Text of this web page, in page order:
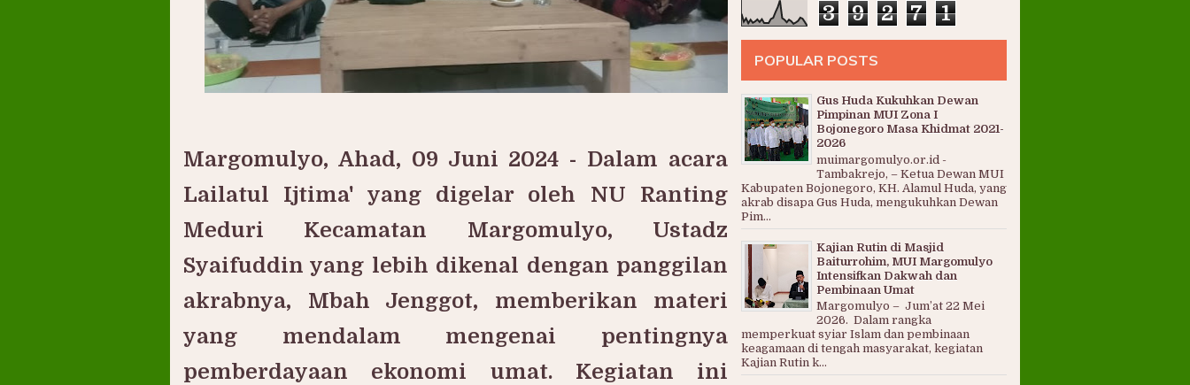
Margomulyo, Ahad, 09 Juni 2024 - Dalam acara
Lailatul Ijtima' yang digelar oleh NU Ranting
Meduri Kecamatan Margomulyo, Ustadz
Syaifuddin yang lebih dikenal dengan panggilan
akrabnya, Mbah Jenggot, memberikan materi
yang mendalam mengenai pentingnya
pemberdayaan ekonomi umat. Kegiatan ini
3 9 2 7 1
POPULAR POSTS
Gus Huda Kukuhkan Dewan
Pimpinan MUI Zona I
Bojonegoro Masa Khidmat 2021-
2026
muimargomulyo.or.id -
Tambakrejo, – Ketua Dewan MUI
Kabupaten Bojonegoro, KH. Alamul Huda, yang
akrab disapa Gus Huda, mengukuhkan Dewan
Pim...
Kajian Rutin di Masjid
Baiturrohim, MUI Margomulyo
Intensifkan Dakwah dan
Pembinaan Umat
Margomulyo – Jum’at 22 Mei
2026. Dalam rangka
memperkuat syiar Islam dan pembinaan
keagamaan di tengah masyarakat, kegiatan
Kajian Rutin k...